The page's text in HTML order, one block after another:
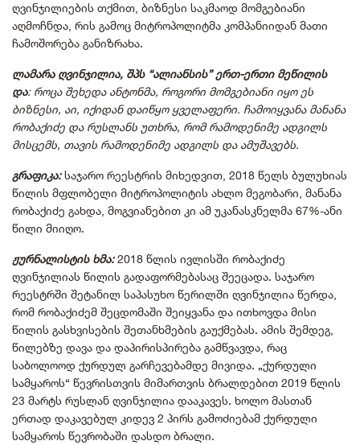
ღვინჯილიების თქმით, ბიზნესი საკმაოდ მომგებიანი
აღმოჩნდა, რის გამოც მიტროპოლიტმა კომპანიიდან მათი
ჩამოშორება განიზრახა.
ლამარა ღვინჯილია, შპს “ალიანსის” ერთ-ერთი მეწილის
და: როცა შეხედა ანტონმა, როგორი მომგებიანი იყო ეს
ბიზნესი, აი, იქიდან დაიწყო ყველაფერი. ჩამოიყვანა მანანა
რობაქიძე და რუსლანს უთხრა, რომ რამოდენიმე ადგილს
მისცემს, თავის რამოდენიმე ადგილს და ამუშავებს.
გრაფიკა: საჯარო რეესტრის მიხედვით, 2018 წელს ბულუხიას
წილის მფლობელი მიტროპოლიტის ახლო მეგობარი, მანანა
რობაქიძე გახდა, მოგვიანებით კი ამ უკანასკნელმა 67%-ანი
წილი მიიღო.
ჟურნალისტის ხმა: 2018 წლის ივლისში რობაქიძე
ღვინჯილიას წილის გადაფორმებასაც შეეცადა. საჯარო
რეესტრში შეტანილ საპასუხო წერილში ღვინჯილია წერდა,
რომ რობაქიძემ შეცდომაში შეიყვანა და ითხოვდა მისი
წილის გასხვისების შეთანხმების გაუქმებას. ამის შემდეგ,
წილებზე დავა და დაპირისპირება გამწვავდა, რაც
საბოლოოდ ქურდულ გარჩევებამდე მივიდა. „ქურდული
სამყაროს“ წევრისთვის მიმართვის ბრალდებით 2019 წლის
23 მარტს რუსლან ღვინჯილია დააკავეს. ხოლო მასთან
ერთად დაკავებულ კიდევ 2 პირს გამოძიებამ ქურდული
სამყაროს წევრობაში დასდო ბრალი.